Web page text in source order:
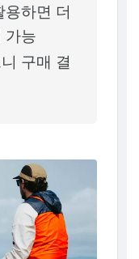
하면 더
가능
구매 결